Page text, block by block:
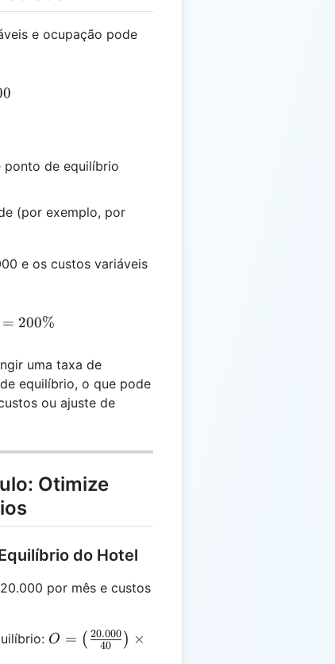
e ocupação pode
\times 100
ponto de equilíbrio
(por exemplo, por
e os custos variáveis
\times 100 = 200\%
= 200%
uma taxa de
equilíbrio, o que pode
ou ajuste de
Otimize
do Hotel
por mês e custos
O =
O = ( 40
20.000 ) ×